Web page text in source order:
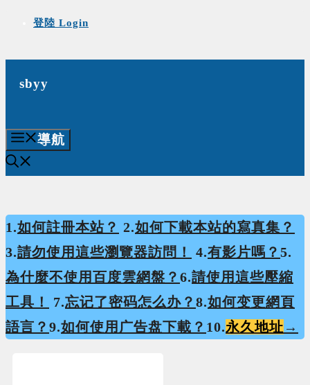
登陸 Login
sbyy
導航
1.如何註冊本站？ 2.如何下載本站的寫真集？
3.請勿使用這些瀏覽器訪問！ 4.有影片嗎？ 5.
為什麼不使用百度雲網盤？ 6.請使用這些壓縮
工具！
7.忘记了密码怎么办？ 8.如何变更網頁
語言？ 9.如何使用广告盘下載？ 10.永久地址 →